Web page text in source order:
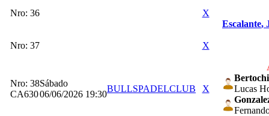
Nro: 36
X
Escalante,
Nro: 37 X
Nro: 38
CA630
Sábado
06/06/2026 19:30
BULLSPADELCLUB X
Bertochi
Lucas